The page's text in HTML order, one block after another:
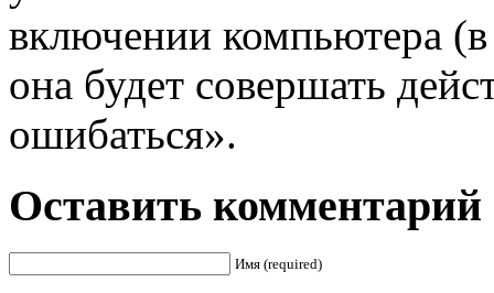
включении компьютера
она будет совершать
ошибаться».
Оставить комментарий
Имя (required)